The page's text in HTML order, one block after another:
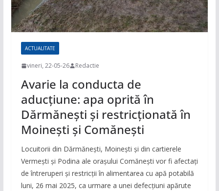
ACTUALITATE
vineri, 22-05-26 Redactie
Avarie la conducta de
aducțiune: apa oprită în
Dărmănești și restricționată în
Moinești și Comănești
Locuitorii din Dărmănești, Moinești și din cartierele
Vermești și Podina ale orașului Comănești vor fi afectați
de întreruperi și restricții în alimentarea cu apă potabilă
luni, 26 mai 2025, ca urmare a unei defecțiuni apărute